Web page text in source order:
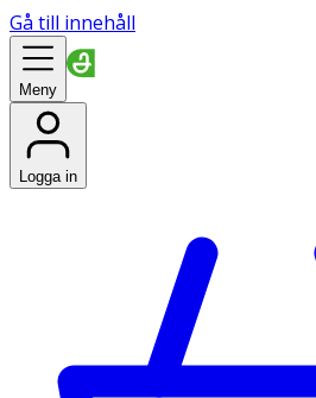
Gå till innehåll
Meny
Logga in